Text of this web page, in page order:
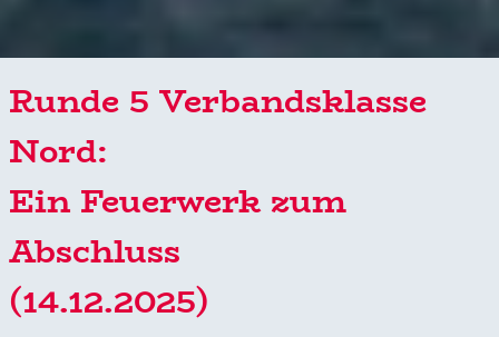
Runde 5 Verbandsklasse
Nord:
Ein Feuerwerk zum
Abschluss
(14.12.2025)